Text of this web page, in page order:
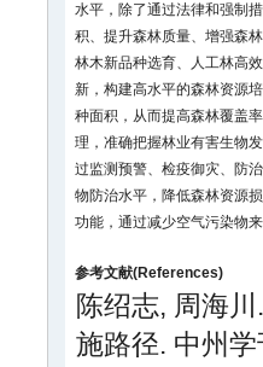
水平，除了通过法律和强制
积、提升森林质量、增强森
林木新品种选育、人工林高
新，构建高水平的森林资源
种面积，从而提高森林覆盖
理，准确把握林业有害生物
过监测预警、检疫御灾、防
物防治水平，降低森林资源
功能，通过减少空气污染物
参考文献(References)
陈绍志, 周海
施路径. 中州